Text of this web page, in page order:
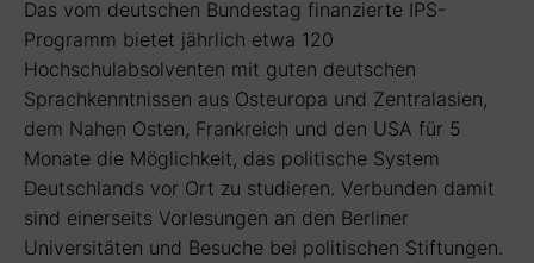
Das vom deutschen Bundestag finanzierte IPS-
Programm bietet jährlich etwa 120
Hochschulabsolventen mit guten deutschen
Sprachkenntnissen aus Osteuropa und Zentralasien,
dem Nahen Osten, Frankreich und den USA für 5
Monate die Möglichkeit, das politische System
Deutschlands vor Ort zu studieren. Verbunden damit
sind einerseits Vorlesungen an den Berliner
Universitäten und Besuche bei politischen Stiftungen.